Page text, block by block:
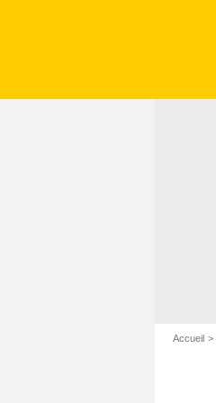
Accueil